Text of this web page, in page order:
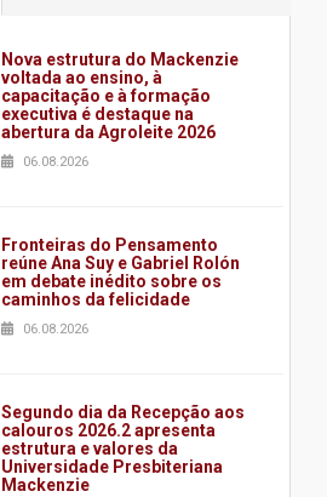
Nova estrutura do Mackenzie
voltada ao ensino, à
capacitação e à formação
executiva é destaque na
abertura da Agroleite 2026
06.08.2026
Fronteiras do Pensamento
reúne Ana Suy e Gabriel Rolón
em debate inédito sobre os
caminhos da felicidade
06.08.2026
Segundo dia da Recepção aos
calouros 2026.2 apresenta
estrutura e valores da
Universidade Presbiteriana
Mackenzie